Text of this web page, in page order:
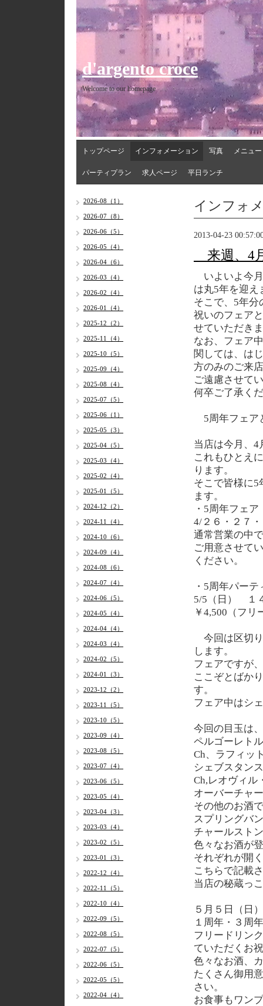
d'argento croce
Welcome to our homepage
トップページ インフォメーション 写真 メニュー
パーティプラン 求人ページ 平日ランチ
インフォ
2013-04-23
来週、4
いよいよ今
は丸5年を迎え
そこで、5年分
祝いのフェア
せていただき
なお、フェア
関しては、は
方のみのご来
ご遠慮させて
何卒ご了承く
5周年フェア
当店は今月、4
これもひとえ
ります。
そこで皆様に5
ます。
・5周年フェア
4/２６・２７
通常営業の中
ご用意させて
ください。
・5周年パーテ
5/5（日） １
￥4,500（フリ
今回は区切
します。
フェアですが
ここぞとばか
す。
フェア中はシ
今回の目玉は、
ペルゴーレト
Ch、ラフィッ
シェブスタン
Ch,レオヴィ
オーバーチャ
その他のお酒
スプリングバ
チャールスト
色々なお酒が
それぞれが開
こちらで記載
当店の秘蔵っ
５月５日（日
１周年・３周
フリードリン
ていただくお
色々なお酒、
たくさん御用
さい。
お食事もワン
2026-08（1）
2026-07（8）
2026-06（5）
2026-05（4）
2026-04（6）
2026-03（4）
2026-02（4）
2026-01（4）
2025-12（2）
2025-11（4）
2025-10（5）
2025-09（4）
2025-08（4）
2025-07（5）
2025-06（1）
2025-05（3）
2025-04（5）
2025-03（4）
2025-02（4）
2025-01（5）
2024-12（2）
2024-11（4）
2024-10（6）
2024-09（4）
2024-08（6）
2024-07（4）
2024-06（5）
2024-05（4）
2024-04（4）
2024-03（4）
2024-02（5）
2024-01（3）
2023-12（2）
2023-11（5）
2023-10（5）
2023-09（4）
2023-08（5）
2023-07（4）
2023-06（5）
2023-05（4）
2023-04（3）
2023-03（4）
2023-02（5）
2023-01（3）
2022-12（4）
2022-11（5）
2022-10（4）
2022-09（5）
2022-08（5）
2022-07（5）
2022-06（5）
2022-05（5）
2022-04（4）